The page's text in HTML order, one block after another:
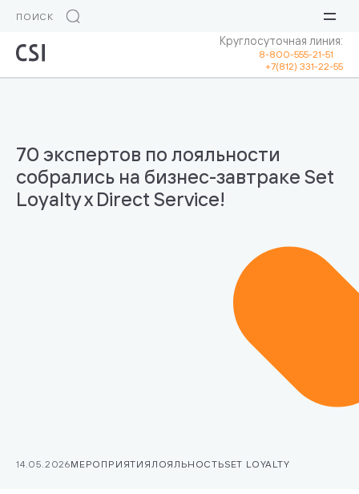
Круглосуточная линия:
8-800-555-21-51
+7(812) 331-22-55
70 экспертов по лояльности
собрались на бизнес-завтраке Set
Loyalty x Direct Service!
14.05.2026МЕРОПРИЯТИЯ ЛОЯЛЬНОСТЬSET LOYALTY